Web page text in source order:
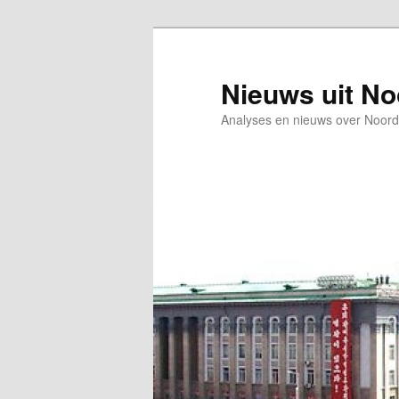
Nieuws uit
Analyses en nieuws over